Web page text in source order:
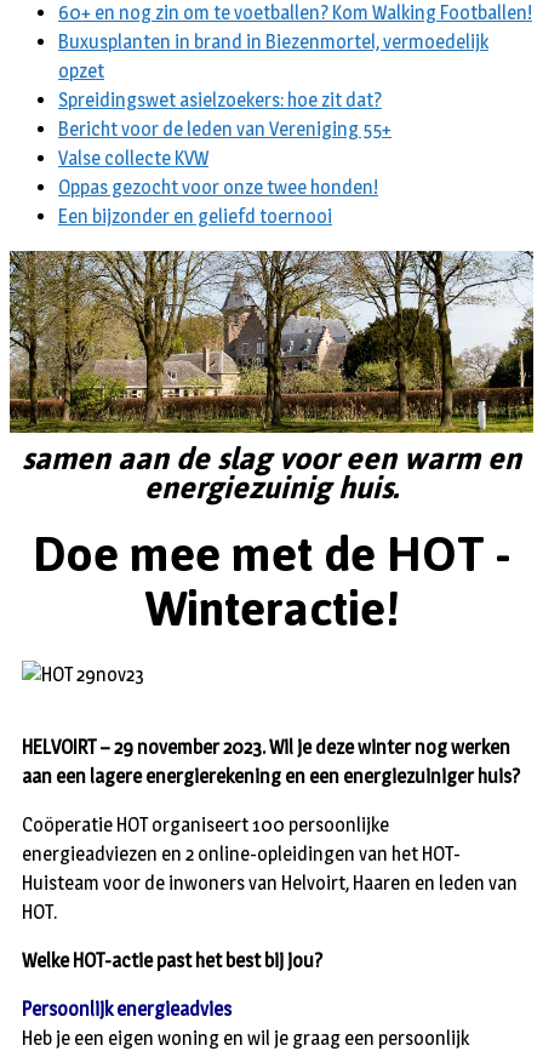
60+ en nog zin om te voetballen? Kom Walking Footballen!
Buxusplanten in brand in Biezenmortel, vermoedelijk
opzet
Spreidingswet asielzoekers: hoe zit dat?
Bericht voor de leden van Vereniging 55+
Valse collecte KVW
Oppas gezocht voor onze twee honden!
Een bijzonder en geliefd toernooi
samen aan de slag voor een warm en
energiezuinig huis.
Doe mee met de HOT -
Winteractie!
HELVOIRT – 29 november 2023. Wil je deze winter nog werken
aan een lagere energierekening en een energiezuiniger huis?
Coöperatie HOT organiseert 100 persoonlijke
energieadviezen en 2 online-opleidingen van het HOT-
Huisteam voor de inwoners van Helvoirt, Haaren en leden van
HOT.
Welke HOT-actie past het best bij jou?
Persoonlijk energieadvies
Heb je een eigen woning en wil je graag een persoonlijk